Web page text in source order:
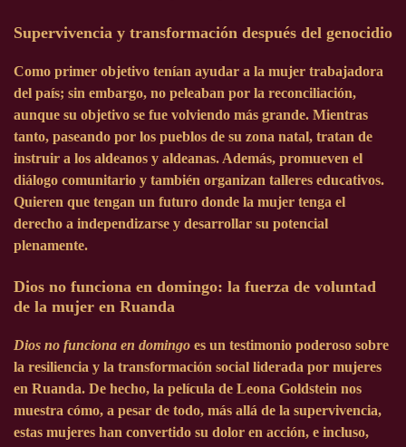
Supervivencia y transformación después del genocidio
Como primer objetivo tenían ayudar a la mujer trabajadora
del país; sin embargo, no peleaban por la reconciliación,
aunque su objetivo se fue volviendo más grande. Mientras
tanto, paseando por los pueblos de su zona natal, tratan de
instruir a los aldeanos y aldeanas. Además, promueven el
diálogo comunitario y también organizan talleres educativos.
Quieren que tengan un futuro donde la mujer tenga el
derecho a independizarse y desarrollar su potencial
plenamente.
Dios no funciona en domingo: la fuerza de voluntad
de la mujer en Ruanda
Dios no funciona en domingo es un testimonio poderoso sobre
la resiliencia y la transformación social liderada por mujeres
en Ruanda. De hecho, la película de Leona Goldstein nos
muestra cómo, a pesar de todo, más allá de la supervivencia,
estas mujeres han convertido su dolor en acción, e incluso,